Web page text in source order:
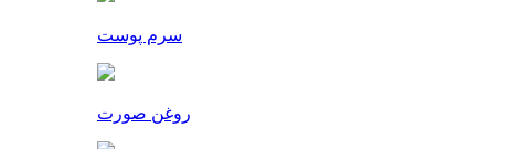
سرم پوست
روغن صورت